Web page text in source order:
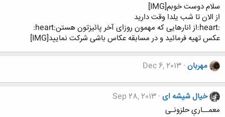
سلام دوست خوبم[IMG]
از الان تا شب یلدا وقت دارید
:heart:از انارهایی که مهمون روزای آخر پائیزتون هستن:heart:
عکس تهیه فرمائید و در مسابقه عکاس باشی شرکت نمایید[IMG]
مهربان Dec 6, 2013
خیال شیشه ای Sep 28, 2013
معمــاریِ حلزونـی